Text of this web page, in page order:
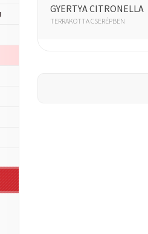
GYERTYA CITRONELLA
TERRAKOTTA CSERÉPBEN